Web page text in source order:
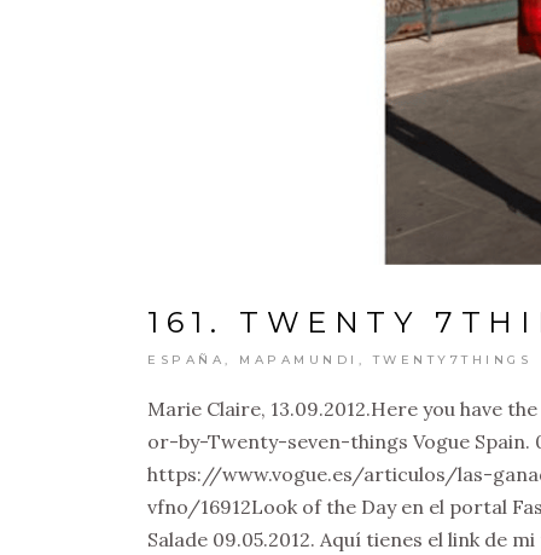
161. TWENTY
ESPAÑA MAPAMUNDI ,TWENTY7THINGS
Marie Claire, 13.09.2012.Here you have
or-by-Twenty-seven-things Vogue Spain.
https://www.vogue.es/articulos/las-
vfno/16912Look of the Day en el portal
Salade 09.05.2012. Aquí tienes el link de